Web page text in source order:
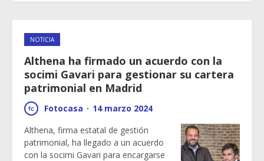
NOTICIA
Althena ha firmado un acuerdo con la
socimi Gavari para gestionar su cartera
patrimonial en Madrid
Fotocasa · 14 marzo 2024
Althena, firma estatal de gestión
patrimonial, ha llegado a un acuerdo
con la socimi Gavari para encargarse